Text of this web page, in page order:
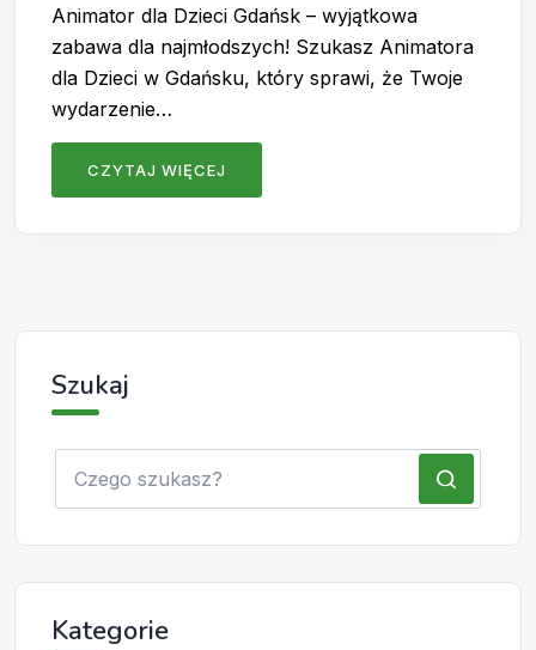
Animator dla Dzieci Gdańsk – wyjątkowa
zabawa dla najmłodszych! Szukasz Animatora
dla Dzieci w Gdańsku, który sprawi, że Twoje
wydarzenie…
CZYTAJ WIĘCEJ
Szukaj
Kategorie